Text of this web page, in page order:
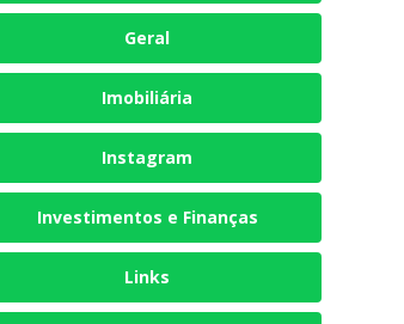
Geral
Imobiliária
Instagram
Investimentos e Finanças
Links